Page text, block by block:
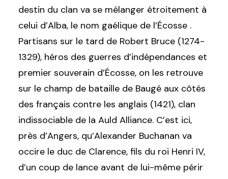
destin du clan va se mélanger étroitement à
celui d’Alba, le nom gaélique de l’Écosse .
Partisans sur le tard de Robert Bruce (1274-
1329), héros des guerres d’indépendances et
premier souverain d’Écosse, on les retrouve
sur le champ de bataille de Baugé aux côtés
des français contre les anglais (1421), clan
indissociable de la Auld Alliance. C’est ici,
près d’Angers, qu’Alexander Buchanan va
occire le duc de Clarence, fils du roi Henri IV,
d’un coup de lance avant de lui-même périr